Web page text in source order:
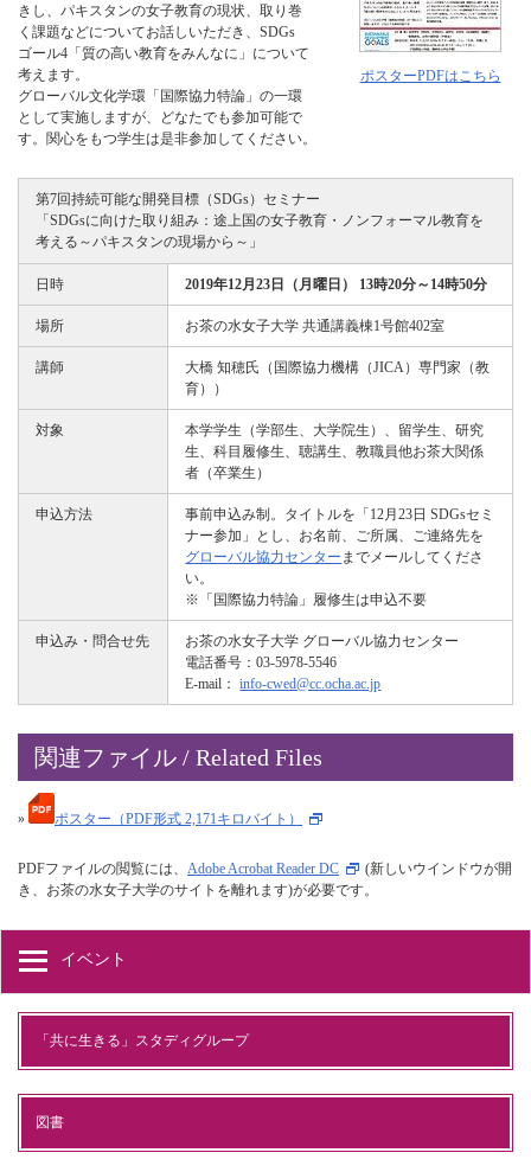
ポスターPDFはこちら
きし、パキスタンの女子教育の現状、取り巻
く課題などについてお話しいただき、SDGs
ゴール4「質の高い教育をみんなに」について
考えます。
グローバル文化学環「国際協力特論」の一環
として実施しますが、どなたでも参加可能で
す。関心をもつ学生は是非参加してください。
第7回持続可能な開発目標（SDGs）セミナー
「SDGsに向けた取り組み：途上国の女子教育・ノンフォーマル教育を
考える～パキスタンの現場から～」
日時 2019年12月23日（月曜日） 13時20分～14時50分
場所 お茶の水女子大学 共通講義棟1号館402室
講師
大橋 知穂氏（国際協力機構（JICA）専門家（教
育））
対象
本学学生（学部生、大学院生）、留学生、研究
生、科目履修生、聴講生、教職員他お茶大関係
者（卒業生）
申込方法
事前申込み制。タイトルを「12月23日 SDGsセミ
ナー参加」とし、お名前、ご所属、ご連絡先を
グローバル協力センター までメールしてくださ
い。
※「国際協力特論」履修生は申込不要
申込み・問合せ先
お茶の水女子大学 グローバル協力センター
電話番号：03-5978-5546
E-mail：info-cwed@cc.ocha.ac.jp
関連ファイル / Related Files
» ポスター（PDF形式 2,171キロバイト）
PDFファイルの閲覧には、 Adobe Acrobat Reader DC
(新しいウインドウが開
き、お茶の水女子大学のサイトを離れます)が必要です。
イベント
「共に生きる」スタディグループ
図書